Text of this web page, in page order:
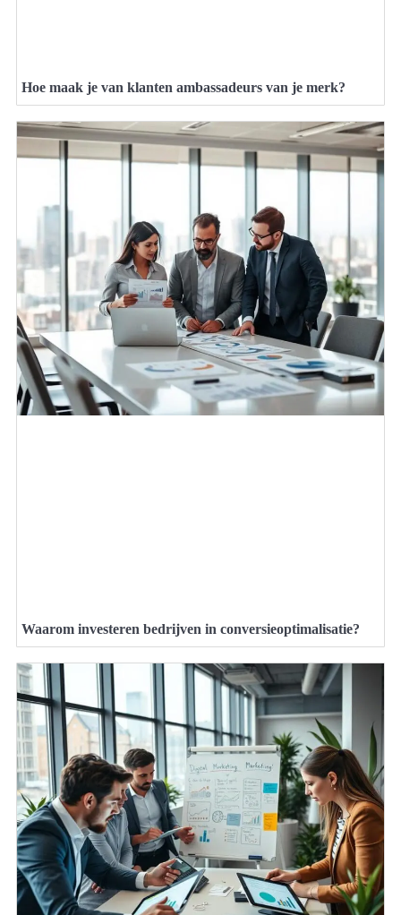
Hoe maak je van klanten ambassadeurs van je merk?
Waarom investeren bedrijven in conversieoptimalisatie?